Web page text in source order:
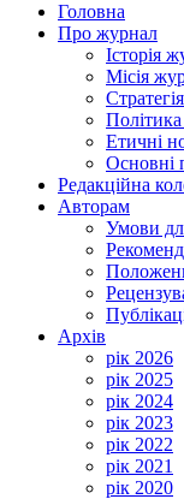
Головна
Про журнал
Історія
Місія
Етичні
Основні
Редакційна
Авторам
Умови
Архів
рік 2026
рік 2025
рік 2024
рік 2023
рік 2022
рік 2021
рік 2020